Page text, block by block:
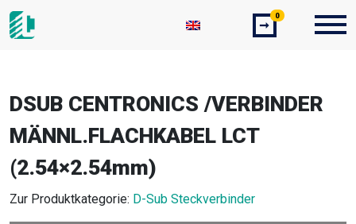
➞
0
DSUB CENTRONICS /VERBINDER
MÄNNL.FLACHKABEL LCT
(2.54×2.54mm)
Zur Produktkategorie: D-Sub Steckverbinder